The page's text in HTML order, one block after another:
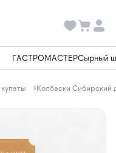
ГАСТРОМАСТЕРСырный
Колбаски Сибирский